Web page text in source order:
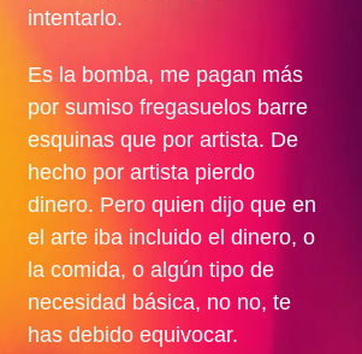
intentarlo.
Es la bomba, me pagan más
por sumiso fregasuelos barre
esquinas que por artista. De
hecho por artista pierdo
dinero. Pero quien dijo que en
el arte iba incluido el dinero, o
la comida, o algún tipo de
necesidad básica, no no, te
has debido equivocar.